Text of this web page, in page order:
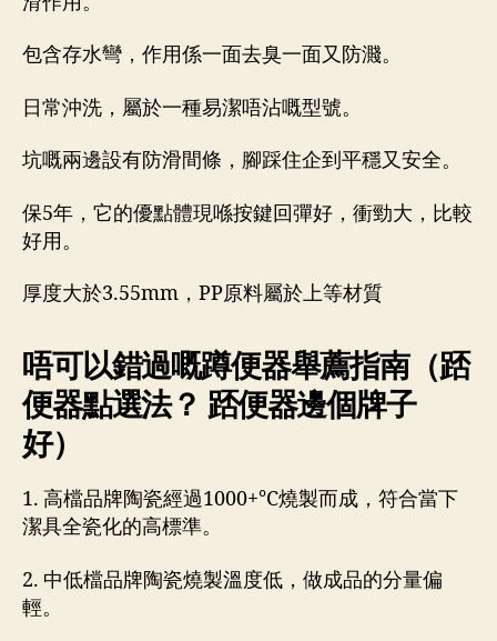
包含存水彎，作用係一面去臭一面又防濺。
日常沖洗，屬於一種易潔唔沾嘅型號。
坑嘅兩邊設有防滑間條，腳踩住企到平穩又安全。
保5年，它的優點體現喺按鍵回彈好，衝勁大，比較
好用。
厚度大於3.55mm，PP原料屬於上等材質
唔可以錯過嘅蹲便器舉薦指南（踎
便器點選法？ 踎便器邊個牌子
好）
1. 高檔品牌陶瓷經過1000+°C燒製而成，符合當下
潔具全瓷化的高標準。
2. 中低檔品牌陶瓷燒製溫度低，做成品的分量偏
輕。